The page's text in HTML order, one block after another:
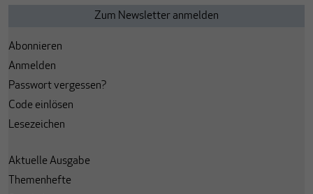
Abonnieren
Anmelden
Passwort vergessen?
Code einlösen
Lesezeichen
Aktuelle Ausgabe
Themenhefte